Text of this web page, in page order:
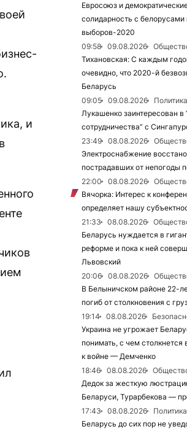
и
Евросоюз и
солидарность с
выборов-2020
09:58
09.08.2026
Тихановская: С каждым
очевидно, что 2020-й
Беларусь
09:05
09.08.2026
Политика
Лукашенко заинтересован в
сотрудничества” с
23:49
08.08.2026
Электроснабжение
пострадавших от непогоды
22:00
08.08.2026
Вячорка: Интерес к
определяет нашу
21:33
08.08.2026
Беларусь нуждается в
реформе и пока к ней
Львовский
20:06
08.08.2026
В Белыничском районе 22-
погиб от столкновения с
19:14
08.08.2026
Украина не угрожает
понимать, с чем столкнется
к войне — Демченко
18:46
08.08.2026
Дедок за жесткую
Беларуси, Турарбекова —
17:43
08.08.2026
Политика
Беларусь до сих пор не